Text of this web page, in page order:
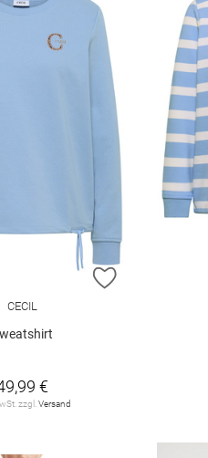
ZUR
CECIL
€
zzgl.Versand